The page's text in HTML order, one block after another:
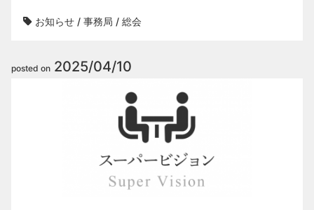
お知らせ / 事務局 / 総会
posted on 2025/04/10